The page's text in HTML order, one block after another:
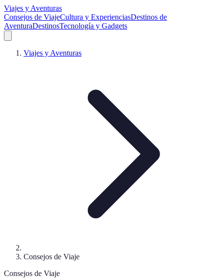
Viajes y Aventuras
Consejos de ViajeCultura y ExperienciasDestinos de
AventuraDestinosTecnología y Gadgets
Viajes y Aventuras
Consejos de Viaje
Consejos de Viaje